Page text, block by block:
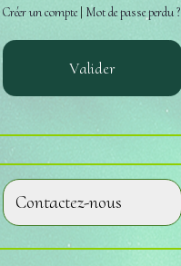
Créer un compte| Mot de passe perdu ?
Valider
Contactez-nous